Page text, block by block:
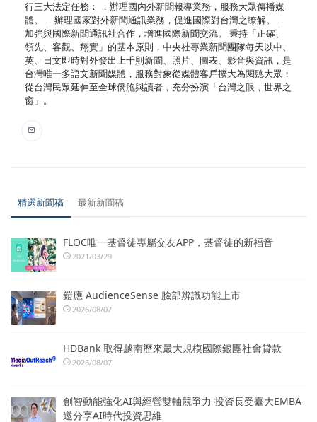
行三大法定任務： ．辦理國內外新聞報導業務，服務大眾傳播媒
體。 ．辦理國家對外新聞通訊業務，促進國際對台灣之瞭解。 ．
加強與國際新聞通訊社合作，增進國際新聞交流。 秉持「正確、
領先、客觀、翔實」的基本原則，中央社專業新聞團隊每天以中、
英、日文即時對外發出上千則新聞、照片、圖表、影音與資訊，是
台灣唯一多語文新聞媒體，服務對象從媒體客戶擴大為閱聽大眾；
從台灣民眾延伸至全球僑胞與讀者，充分扮演「台灣之眼，世界之
窗」。
精選新聞稿 最新新聞稿
FLOC唯一基督徒專屬交友APP，基督徒的新福音
2021/03/29
鎧應 AudienceSense 臉部辨識功能上市
2026/08/07
HDBank 取得越南歷來最大規模國際銀團社會貸款
2026/08/07
創智動能強化AI與經營雙軸競爭力 投資長受臺大EMBA
邀分享AI時代投資思維